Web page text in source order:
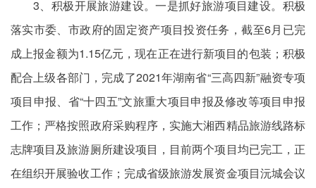
3、积极开展旅游建设。一是抓好旅游项目建设。积极
落实市委、市政府的固定资产项目投资任务，截至6月已完
成上报金额为1.15亿元，现在正在进行新项目的包装；积极
配合上级各部门，完成了2021年湖南省“三高四新”融资专项
项目申报、省“十四五”文旅重大项目申报及修改等项目申报
工作；严格按照政府采购程序，实施大湘西精品旅游线路标
志牌项目及旅游厕所建设项目，目前两个项目均已完工，正
在组织开展验收工作；完成省级旅游发展资金项目沅城会议